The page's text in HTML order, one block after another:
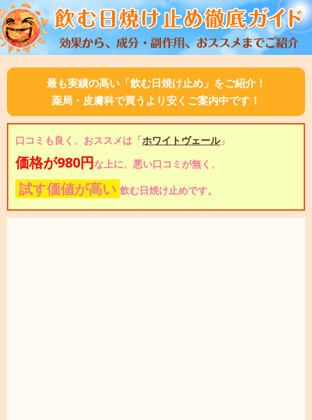
最も実績の高い「飲む日焼け止め」をご紹介！
薬局・皮膚科で買うより安くご案内中です！
口コミも良く、おススメは「ホワイトヴェール」
価格が980円な上に、悪い口コミが無く、
試す価値が高い 飲む日焼け止めです。